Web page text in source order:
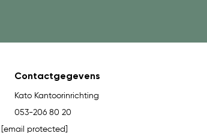
Contactgegevens
Kato Kantoorinrichting
053-206 80 20
[email protected]